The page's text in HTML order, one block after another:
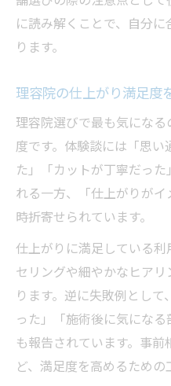
に読み解くことで、自分
ります。
理容院の仕上がり満足度
理容院選びで最も気にな
度です。体験談には「思
た」「カットが丁寧だっ
れる一方、「仕上がりが
時折寄せられています。
仕上がりに満足している
セリングや細やかなヒア
ります。逆に失敗例とし
った」「施術後に気にな
も報告されています。事
ど、満足度を高めるための